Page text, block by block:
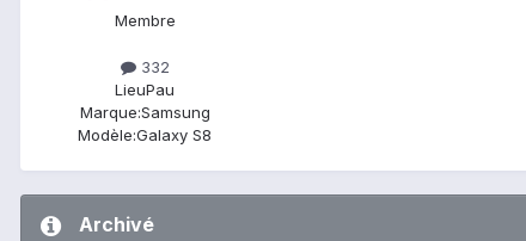
Membre
332
LieuPau
Marque:Samsung
Modèle:Galaxy S8
Archivé